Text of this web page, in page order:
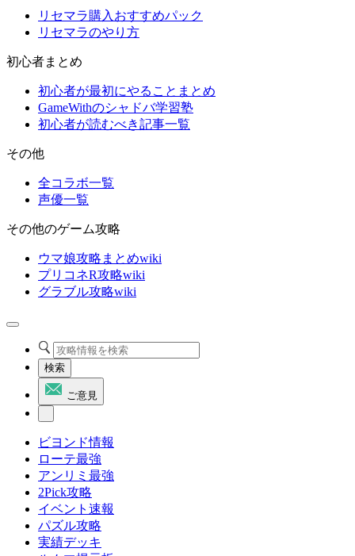
リセマラ購入おすすめパック
リセマラのやり方
初心者まとめ
初心者が最初にやることまとめ
GameWithのシャドバ学習塾
初心者が読むべき記事一覧
その他
全コラボ一覧
声優一覧
その他のゲーム攻略
ウマ娘攻略まとめwiki
プリコネR攻略wiki
グラブル攻略wiki
検索
ご意見
ビヨンド情報
ローテ最強
アンリミ最強
2Pick攻略
イベント速報
パズル攻略
実績デッキ